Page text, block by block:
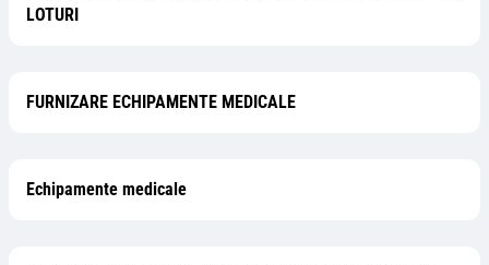
LOTURI
FURNIZARE ECHIPAMENTE MEDICALE
Echipamente medicale